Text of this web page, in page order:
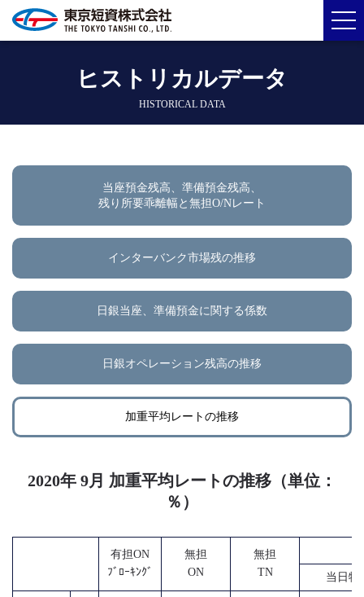
ヒストリカルデータ
HISTORICAL DATA
当座預金残高、準備預金残高、
残り所要乖離幅と無担O/Nレート
インターバンク市場残の推移
日銀当座、準備預金に関する係数
日銀オペレーション残高の推移
加重平均レートの推移
2020年 9月 加重平均レートの推移（単位：
％）
有担ON
ﾌﾞﾛｰｷﾝｸﾞ
無担
ON
無担
TN
当日物